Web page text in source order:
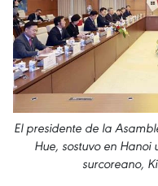
El presidente de la
Hue, sostuvo en Hanoi
surcoreano,